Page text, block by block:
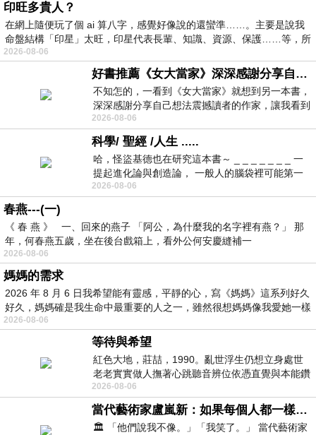
印旺多貴人？
在網上隨便玩了個 ai 算八字，感覺好像說的還蠻準……。主要是說我
命盤結構「印星」太旺，印星代表長輩、知識、資源、保護……等，所
2026-08-06
好書推薦《女大當家》深深感謝分享自己想法震撼讀者的作家，讓我看到不同樣貌的家庭！
不知怎的，一看到《女大當家》就想到另一本書，
深深感謝分享自己想法震撼讀者的作家，讓我看到
不同樣貌的家庭！ 《女大
2026-08-06
科學/ 聖經 /人生 .....
哈，怪盜基德也在研究這本書～ _ _ _ _ _ _ _ 一
提起進化論與創造論， 一般人的腦袋裡可能第一
時間就有「 進化論很科
2026-08-06
春燕---(一)
《 春 燕 》 一、回來的燕子 「阿公，為什麼我的名字裡有燕？」 那
年，何春燕五歲，坐在後台戲箱上，看外公何安慶縫補一
2026-08-06
媽媽的需求
2026 年 8 月 6 日我希望能有靈感，平靜的心，寫《媽媽》這系列好久
好久，媽媽確是我生命中最重要的人之一，雖然很想媽媽像我愛她一樣
2026-08-06
等待與希望
紅色大地，莊喆，1990。亂世浮生仍想立身處世
老老實實做人撫著心跳聽音辨位依憑直覺與本能鑽
向裂隙的亮處探索另一個心聲另一個共鳴的
2026-08-06
當代藝術家盧嵐新：如果每個人都一樣，這世界該有多無聊？
🏛️ 「他們說我不像。」「我笑了。」 當代藝術家